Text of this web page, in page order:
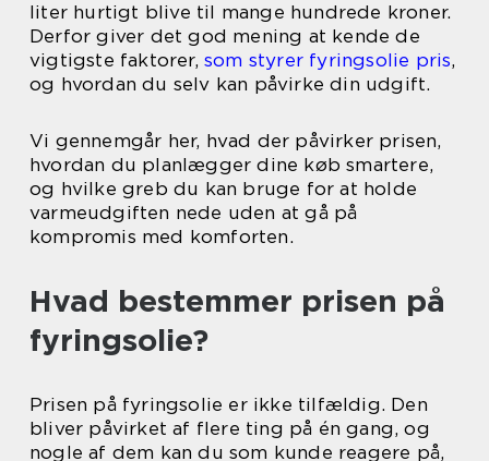
liter hurtigt blive til mange hundrede kroner.
Derfor giver det god mening at kende de
vigtigste faktorer, som styrer fyringsolie pris,
og hvordan du selv kan påvirke din udgift.
Vi gennemgår her, hvad der påvirker prisen,
hvordan du planlægger dine køb smartere,
og hvilke greb du kan bruge for at holde
varmeudgiften nede uden at gå på
kompromis med komforten.
Hvad bestemmer prisen på
fyringsolie?
Prisen på fyringsolie er ikke tilfældig. Den
bliver påvirket af flere ting på én gang, og
nogle af dem kan du som kunde reagere på,